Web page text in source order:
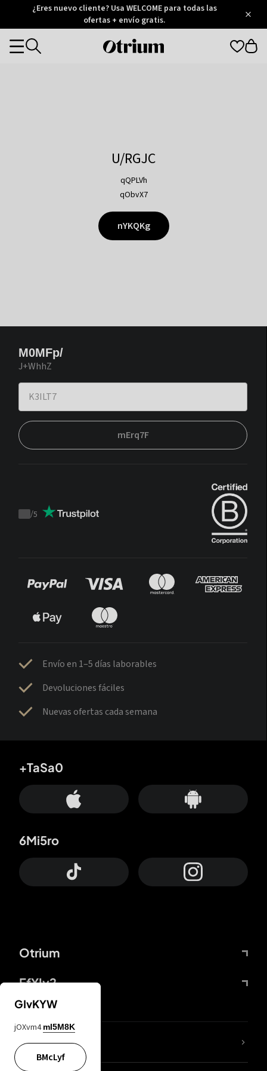
Otrium
Trustpilot
¿Eres nuevo cliente? Usa WELCOME para todas las
ofertas + envío gratis.
Otrium
Categories
U/RGJC
qQPLVh
qObvX7
nYKQKg
M0MFp/
J+WhhZ
mErq7F
Trustpilot
/5
Envío en 1–5 días laborables
Devoluciones fáciles
Nuevas ofertas cada semana
Otrium
FfYIy2
+TaSa0
6Mi5ro
65A04M
GIvKYW
jOXvm4 mI5M8K
BMcLyf